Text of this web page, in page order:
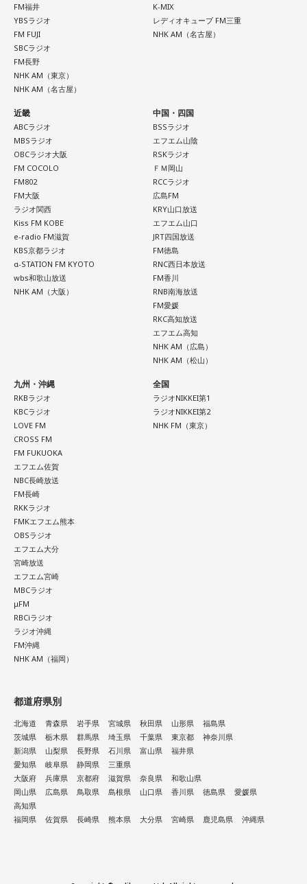
こりを和らげる」をテーマに、さまざまな「心のこり」に触
れながら、自分自身の想いを見つめ直す機会を届けました。
なお、この模様は8月11日（火・祝）午前9時00分～10時00
分に、文化放送で特別番組として放送します。
【特別番組概要】
■番組名：『田村淳のNewsCLUB「自分自身と話そうの
日」』
■放送日時：2026年8月11日（火・祝）午前9時00分～10時
00分
■出演：田村淳、砂山圭大郎（文化放送アナウンサー）
■提供：全日本葬祭業協同組合連合会（全葬連）
FM福井
YBSラジオ
FM FUJI
SBCラジオ
FM長野
NHK AM（東京）
NHK AM（名古屋）
K-MIX
レディオキューブ FM三重
NHK AM（名古屋）
近畿
ABCラジオ
MBSラジオ
OBCラジオ大阪
FM COCOLO
FM802
FM大阪
ラジオ関西
Kiss FM KOBE
e-radio FM滋賀
KBS京都ラジオ
α-STATION FM KYOTO
wbs和歌山放送
NHK AM（大阪）
中国・四国
BSSラジオ
エフエム山陰
RSKラジオ
ＦＭ岡山
RCCラジオ
広島FM
KRY山口放送
エフエム山口
JRT四国放送
FM徳島
RNC西日本放送
FM香川
RNB南海放送
FM愛媛
RKC高知放送
エフエム高知
NHK AM（広島）
NHK AM（松山）
九州・沖縄
RKBラジオ
KBCラジオ
LOVE FM
CROSS FM
FM FUKUOKA
エフエム佐賀
NBC長崎放送
FM長崎
RKKラジオ
FMKエフエム熊本
OBSラジオ
エフエム大分
宮崎放送
エフエム宮崎
MBCラジオ
μFM
RBCiラジオ
ラジオ沖縄
FM沖縄
NHK AM（福岡）
全国
ラジオNIKKEI第1
ラジオNIKKEI第2
NHK FM（東京）
都道府県別
北海道 青森県 岩手県 宮城県 秋田県 山形県
福島県
茨城県
栃木県 群馬県 埼玉県 千葉県 東京都
神奈川県
新潟県
山梨県 長野県 石川県 富山県
福井県
愛知県
岐阜県 静岡県
三重県
大阪府
兵庫県 京都府 滋賀県 奈良県
和歌山県
岡山県
広島県 鳥取県 島根県 山口県 香川県 徳島県
愛媛県
高知県
福岡県
佐賀県 長崎県 熊本県 大分県 宮崎県 鹿児島県 沖縄県